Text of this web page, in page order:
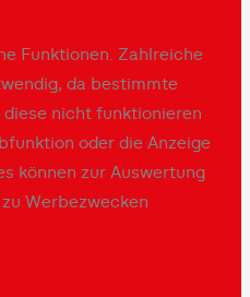
Funktionen. Zahlreiche
da bestimmte
nicht funktionieren
oder die Anzeige
können zur Auswertung
Werbezwecken